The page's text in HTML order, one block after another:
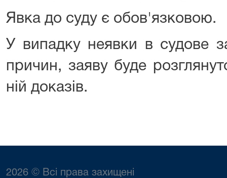
Явка до суду є обов'язковою.
У випадку неявки в судове
причин, заяву буде
ній доказів.
2026 © Всі права захищені